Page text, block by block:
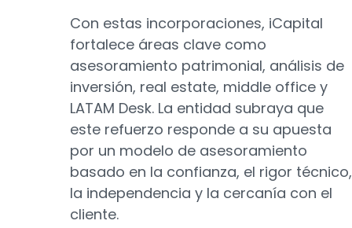
Con estas incorporaciones, iCapital
fortalece áreas clave como
asesoramiento patrimonial, análisis de
inversión, real estate, middle office y
LATAM Desk. La entidad subraya que
este refuerzo responde a su apuesta
por un modelo de asesoramiento
basado en la confianza, el rigor técnico,
la independencia y la cercanía con el
cliente.